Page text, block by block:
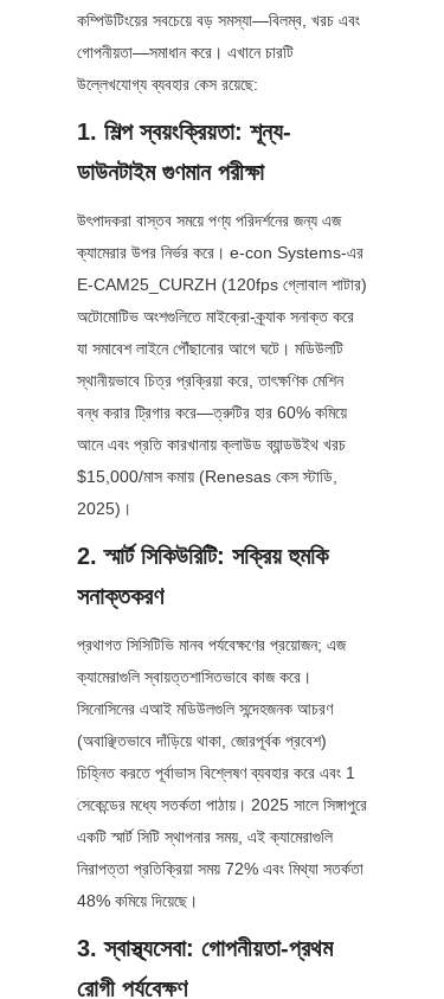
কম্পিউটিংয়ের সবচেয়ে বড় সমস্যা—বিলম্ব, খরচ এবং
গোপনীয়তা—সমাধান করে। এখানে চারটি
উল্লেখযোগ্য ব্যবহার কেস রয়েছে:
1. শিল্প স্বয়ংক্রিয়তা: শূন্য-
ডাউনটাইম গুণমান পরীক্ষা
উৎপাদকরা বাস্তব সময়ে পণ্য পরিদর্শনের জন্য এজ
ক্যামেরার উপর নির্ভর করে। e-con Systems-এর
E-CAM25_CURZH (120fps গ্লোবাল শাটার)
অটোমোটিভ অংশগুলিতে মাইক্রো-ক্র্যাক সনাক্ত করে
যা সমাবেশ লাইনে পৌঁছানোর আগে ঘটে। মডিউলটি
স্থানীয়ভাবে চিত্র প্রক্রিয়া করে, তাৎক্ষণিক মেশিন
বন্ধ করার ট্রিগার করে—ত্রুটির হার 60% কমিয়ে
আনে এবং প্রতি কারখানায় ক্লাউড ব্যান্ডউইথ খরচ
$15,000/মাস কমায় (Renesas কেস স্টাডি,
2025)।
2. স্মার্ট সিকিউরিটি: সক্রিয় হুমকি
সনাক্তকরণ
প্রথাগত সিসিটিভি মানব পর্যবেক্ষণের প্রয়োজন; এজ
ক্যামেরাগুলি স্বায়ত্তশাসিতভাবে কাজ করে।
সিনোসিনের এআই মডিউলগুলি সন্দেহজনক আচরণ
(অবাঞ্ছিতভাবে দাঁড়িয়ে থাকা, জোরপূর্বক প্রবেশ)
চিহ্নিত করতে পূর্বাভাস বিশ্লেষণ ব্যবহার করে এবং 1
সেকেন্ডের মধ্যে সতর্কতা পাঠায়। 2025 সালে সিঙ্গাপুরে
একটি স্মার্ট সিটি স্থাপনার সময়, এই ক্যামেরাগুলি
নিরাপত্তা প্রতিক্রিয়া সময় 72% এবং মিথ্যা সতর্কতা
48% কমিয়ে দিয়েছে।
3. স্বাস্থ্যসেবা: গোপনীয়তা-প্রথম
রোগী পর্যবেক্ষণ